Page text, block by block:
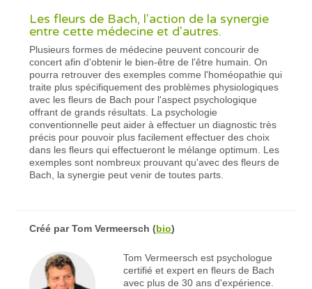
Les fleurs de Bach, l'action de la synergie
entre cette médecine et d'autres.
Plusieurs formes de médecine peuvent concourir de
concert afin d'obtenir le bien-être de l'être humain. On
pourra retrouver des exemples comme l'homéopathie qui
traite plus spécifiquement des problèmes physiologiques
avec les fleurs de Bach pour l'aspect psychologique
offrant de grands résultats. La psychologie
conventionnelle peut aider à effectuer un diagnostic très
précis pour pouvoir plus facilement effectuer des choix
dans les fleurs qui effectueront le mélange optimum. Les
exemples sont nombreux prouvant qu'avec des fleurs de
Bach, la synergie peut venir de toutes parts.
Créé parTom Vermeersch (bio)
Tom Vermeersch est psychologue
certifié et expert en fleurs de Bach
avec plus de 30 ans d'expérience.